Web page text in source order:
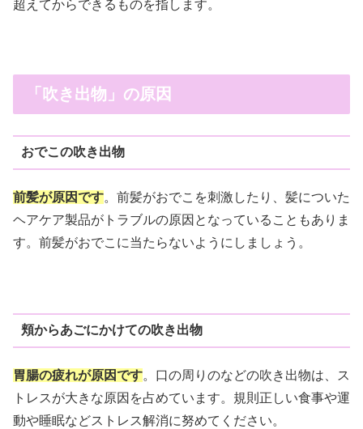
超えてからできるものを指します。
「吹き出物」の原因
おでこの吹き出物
前髪が原因です。前髪がおでこを刺激したり、髪についた
ヘアケア製品がトラブルの原因となっていることもありま
す。前髪がおでこに当たらないようにしましょう。
頬からあごにかけての吹き出物
胃腸の疲れが原因です。口の周りのなどの吹き出物は、ス
トレスが大きな原因を占めています。規則正しい食事や運
動や睡眠などストレス解消に努めてください。